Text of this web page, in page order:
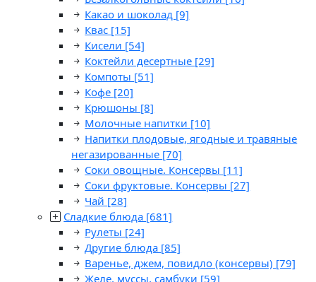
Какао и шоколад [9]
Квас [15]
Кисели [54]
Коктейли десертные [29]
Компоты [51]
Кофе [20]
Крюшоны [8]
Молочные напитки [10]
Напитки плодовые, ягодные и травяные
негазированные [70]
Соки овощные. Консервы [11]
Соки фруктовые. Консервы [27]
Чай [28]
Сладкие блюда [681]
Рулеты [24]
Другие блюда [85]
Варенье, джем, повидло (консервы) [79]
Желе, муссы, самбуки [59]